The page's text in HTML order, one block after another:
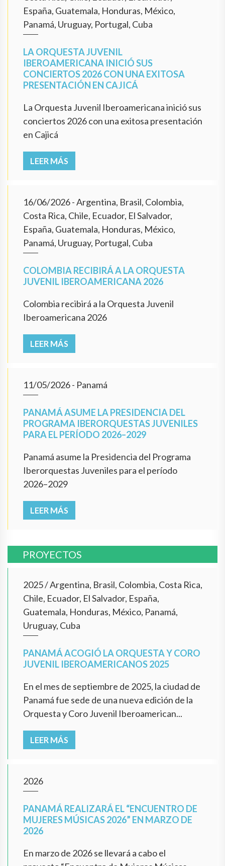
España, Guatemala, Honduras, México,
Panamá, Uruguay, Portugal, Cuba
LA ORQUESTA JUVENIL
IBEROAMERICANA INICIÓ SUS
CONCIERTOS 2026 CON UNA EXITOSA
PRESENTACIÓN EN CAJICÁ
La Orquesta Juvenil Iberoamericana inició sus
conciertos 2026 con una exitosa presentación
en Cajicá
LEER MÁS
16/06/2026- Argentina, Brasil, Colombia,
Costa Rica, Chile, Ecuador, El Salvador,
España, Guatemala, Honduras, México,
Panamá, Uruguay, Portugal, Cuba
COLOMBIA RECIBIRÁ A LA ORQUESTA
JUVENIL IBEROAMERICANA 2026
Colombia recibirá a la Orquesta Juvenil
Iberoamericana 2026
LEER MÁS
11/05/2026- Panamá
PANAMÁ ASUME LA PRESIDENCIA DEL
PROGRAMA IBERORQUESTAS JUVENILES
PARA EL PERÍODO 2026–2029
Panamá asume la Presidencia del Programa
Iberorquestas Juveniles para el período
2026–2029
LEER MÁS
PROYECTOS
2025/Argentina, Brasil, Colombia, Costa Rica,
Chile, Ecuador, El Salvador, España,
Guatemala, Honduras, México, Panamá,
Uruguay, Cuba
PANAMÁ ACOGIÓ LA ORQUESTA Y CORO
JUVENIL IBEROAMERICANOS 2025
En el mes de septiembre de 2025, la ciudad de
Panamá fue sede de una nueva edición de la
Orquesta y Coro Juvenil Iberoamerican...
LEER MÁS
2026
PANAMÁ REALIZARÁ EL “ENCUENTRO DE
MUJERES MÚSICAS 2026” EN MARZO DE
2026
En marzo de 2026 se llevará a cabo el